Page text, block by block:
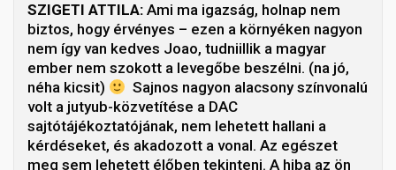
SZIGETI ATTILA: Ami ma igazság, holnap nem
biztos, hogy érvényes – ezen a környéken nagyon
nem így van kedves Joao, tudniillik a magyar
ember nem szokott a levegőbe beszélni. (na jó,
néha kicsit)
Sajnos nagyon alacsony színvonalú
volt a jutyub-közvetítése a DAC
sajtótájékoztatójának, nem lehetett hallani a
kérdéseket, és akadozott a vonal. Az egészet
meg sem lehetett élőben tekinteni. A hiba az ön